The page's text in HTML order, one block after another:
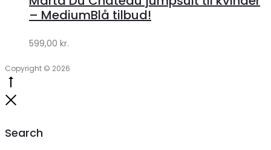
Klædeskabet.dk
– MediumBlå tilbud!
599,00 kr.
Copyright © 2026
Search